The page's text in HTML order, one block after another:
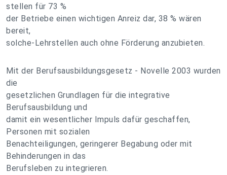
stellen für 73 %
der Betriebe einen wichtigen Anreiz dar, 38 % wären
bereit,
solche-Lehrstellen auch ohne Förderung anzubieten.
Mit der Berufsausbildungsgesetz - Novelle 2003 wurden
die
gesetzlichen Grundlagen für die integrative
Berufsausbildung und
damit ein wesentlicher Impuls dafür geschaffen,
Personen mit sozialen
Benachteiligungen, geringerer Begabung oder mit
Behinderungen in das
Berufsleben zu integrieren.